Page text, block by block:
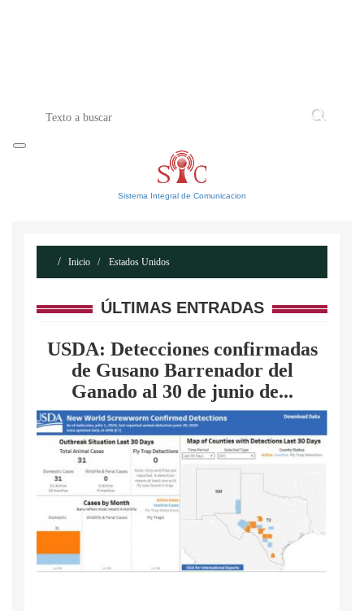
Sistema Integral de Comunicacion
Inicio Estados Unidos
ÚLTIMAS ENTRADAS
USDA: Detecciones confirmadas
de Gusano Barrenador del
Ganado al 30 de junio de...